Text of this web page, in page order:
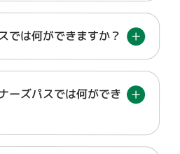
では何ができますか？
ーズパスでは何ができ